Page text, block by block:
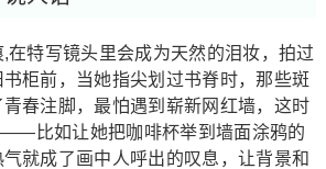
在特写镜头里会成为天然的泪妆，拍过
柜前，当她指尖划过书脊时，那些斑
春注脚，最怕遇到崭新网红墙，这时
比如让她把咖啡杯举到墙面涂鸦的
就成了画中人呼出的叹息，让背景和